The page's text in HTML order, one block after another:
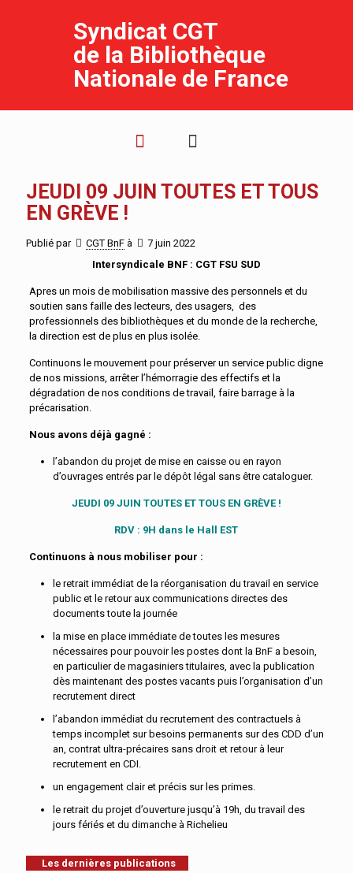
Syndicat CGT
de la Bibliothèque
Nationale de France
JEUDI 09 JUIN TOUTES ET TOUS
EN GRÈVE !
Publié par CGT BnF à
7 juin 2022
Intersyndicale BNF : CGT FSU SUD
Apres un mois de mobilisation massive des personnels et du
soutien sans faille des lecteurs, des usagers, des
professionnels des bibliothèques et du monde de la recherche,
la direction est de plus en plus isolée.
Continuons le mouvement pour préserver un service public digne
de nos missions, arrêter l’hémorragie des effectifs et la
dégradation de nos conditions de travail, faire barrage à la
précarisation.
Nous avons déjà gagné :
l’abandon du projet de mise en caisse ou en rayon
d’ouvrages entrés par le dépôt légal sans être cataloguer.
JEUDI 09 JUIN TOUTES ET TOUS EN GRÈVE !
RDV : 9H dans le Hall EST
Continuons à nous mobiliser pour :
le retrait immédiat de la réorganisation du travail en service
public et le retour aux communications directes des
documents toute la journée
la mise en place immédiate de toutes les mesures
nécessaires pour pouvoir les postes dont la BnF a besoin,
en particulier de magasiniers titulaires, avec la publication
dès maintenant des postes vacants puis l’organisation d’un
recrutement direct
l’abandon immédiat du recrutement des contractuels à
temps incomplet sur besoins permanents sur des CDD d’un
an, contrat ultra-précaires sans droit et retour à leur
recrutement en CDI.
un engagement clair et précis sur les primes.
le retrait du projet d’ouverture jusqu’à 19h, du travail des
jours fériés et du dimanche à Richelieu
Les dernières publications